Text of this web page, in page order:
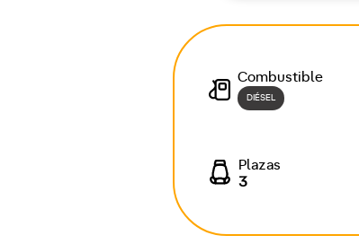
Combustible
DIÉSEL
Plazas
3